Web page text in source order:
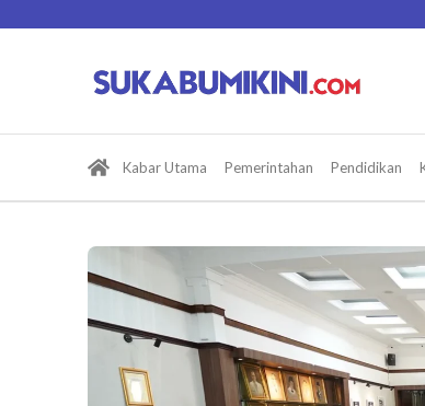
Kabar Utama Pemerintahan Pendidikan